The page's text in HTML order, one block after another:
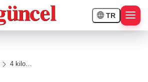
TR
4 kilo